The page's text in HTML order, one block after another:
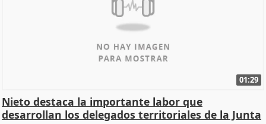
01:29
Nieto destaca la importante labor que
desarrollan los delegados territoriales de la Junta